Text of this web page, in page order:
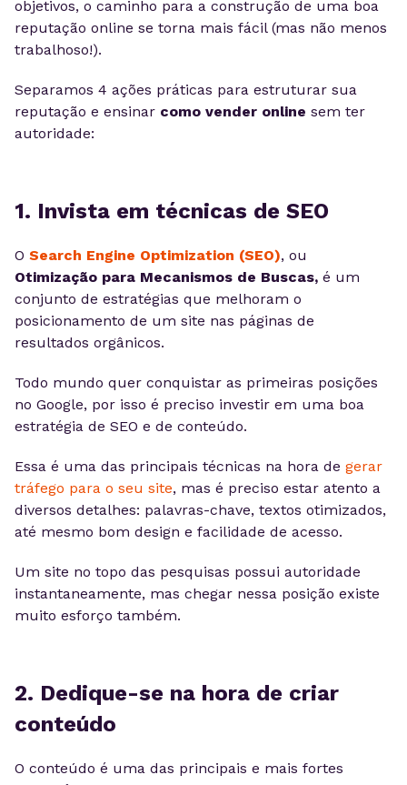
objetivos, o caminho para a construção de uma boa
reputação online se torna mais fácil (mas não menos
trabalhoso!).
Separamos 4 ações práticas para estruturar sua
reputação e ensinar como vender online sem ter
autoridade:
1. Invista em técnicas de SEO
O Search Engine Optimization (SEO), ou
Otimização para Mecanismos de Buscas, é um
conjunto de estratégias que melhoram o
posicionamento de um site nas páginas de
resultados orgânicos.
Todo mundo quer conquistar as primeiras posições
no Google, por isso é preciso investir em uma boa
estratégia de SEO e de conteúdo.
Essa é uma das principais técnicas na hora de gerar
tráfego para o seu site, mas é preciso estar atento a
diversos detalhes: palavras-chave, textos otimizados,
até mesmo bom design e facilidade de acesso.
Um site no topo das pesquisas possui autoridade
instantaneamente, mas chegar nessa posição existe
muito esforço também.
2. Dedique-se na hora de criar
conteúdo
O conteúdo é uma das principais e mais fortes